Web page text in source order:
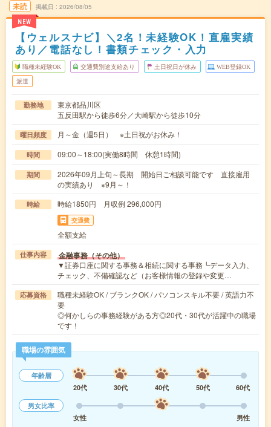
未読
NEW
掲載日 2026/08/05
【ウェルスナビ】＼2名！未経験OK！直雇実績
あり／電話なし！書類チェック・入力
職種未経験OK 交通費別途支給あり 土日祝日が休み WEB登録OK
派遣
勤務地
東京都品川区
五反田駅から徒歩6分／大崎駅から徒歩10分
曜日頻度 月～金（週5日） ※土日祝がお休み！
時間 09:00～18:00(実働8時間 休憩1時間)
期間
2026年09月上旬～長期 開始日ご相談可能です 直接雇用
の実績あり ※9月～！
時給 時給1850円 月収例 296,000円
交通費
全額支給
仕事内容 金融事務（その他）
▼証券口座に関する事務＆相続に関する事務┗データ入力、
チェック、不備確認など（お客様情報の登録や変更…
応募資格
職種未経験OK / ブランクOK / パソコンスキル不要 / 英語力不
要
◎何かしらの事務経験がある方◎20代・30代が活躍中の職場
です！
職場の雰囲気
年齢層
20代
30代 40代 50代
60代
男女比率
女性
男性